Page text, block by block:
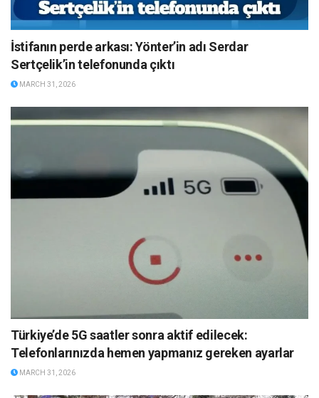
İstifanın perde arkası: Yönter’in adı Serdar
Sertçelik’in telefonunda çıktı
MARCH 31, 2026
Türkiye’de 5G saatler sonra aktif edilecek:
Telefonlarınızda hemen yapmanız gereken ayarlar
MARCH 31, 2026